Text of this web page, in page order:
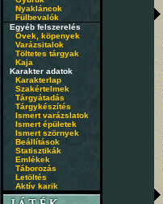
Nyakláncok
Fülbevalók
Egyéb felszerelés
Övek, köpenyek
Varázsitalok
Töltetes tárgyak
Kaja
Karakter adatok
Karakterlap
Szakértelmek
Tárgyátadás
Tárgykészítés
Ismert varázslatok
Ismert épületek
Ismert szörnyek
Beállítások
Statisztikák
Emlékek
Táborozás
Letöltés
Aktív karik